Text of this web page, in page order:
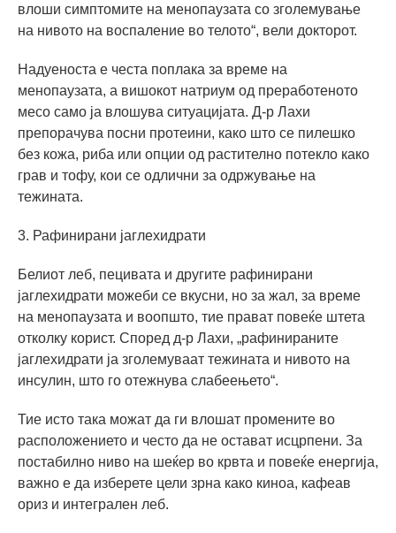
влоши симптомите на менопаузата со зголемување
на нивото на воспаление во телото“, вели докторот.
Надуеноста е честа поплака за време на
менопаузата, а вишокот натриум од преработеното
месо само ја влошува ситуацијата. Д-р Лахи
препорачува посни протеини, како што се пилешко
без кожа, риба или опции од растително потекло како
грав и тофу, кои се одлични за одржување на
тежината.
3. Рафинирани јаглехидрати
Белиот леб, пецивата и другите рафинирани
јаглехидрати можеби се вкусни, но за жал, за време
на менопаузата и воопшто, тие прават повеќе штета
отколку корист. Според д-р Лахи, „рафинираните
јаглехидрати ја зголемуваат тежината и нивото на
инсулин, што го отежнува слабеењето“.
Тие исто така можат да ги влошат промените во
расположението и често да не остават исцрпени. За
постабилно ниво на шеќер во крвта и повеќе енергија,
важно е да изберете цели зрна како киноа, кафеав
ориз и интегрален леб.